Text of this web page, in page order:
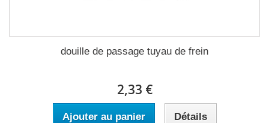
douille de passage tuyau de frein
2,33 €
Ajouter au panier Détails